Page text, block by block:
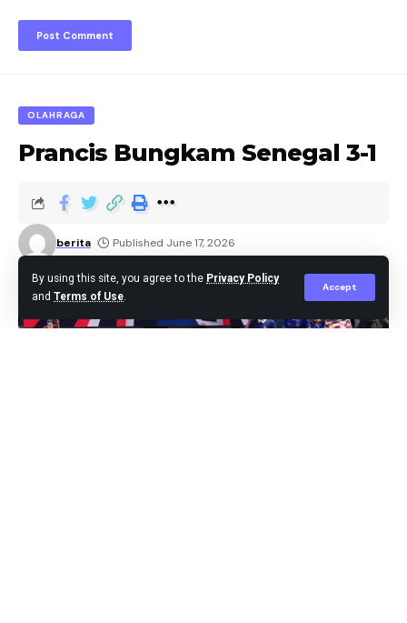
By using this site, you agree to the Privacy Policy
and Terms of Use.
Accept
OLAHRAGA
Prancis Bungkam Senegal 3-1
berita Published June 17, 2026